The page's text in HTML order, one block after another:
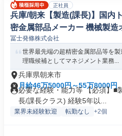
正社員
兵庫/朝来【製造(課長)】国内
密金属部品メーカー 機械製造
ジャー
冨士発條株式会社
世界最先端の超精密金属部品等を
理職候補としてマネジメント業務...
兵庫県朝来市
月給46万5000円～55万8000円
必要な経験・能力等 【必須】■
長/課長クラス) 経験5年以...
業界未経験歓迎 転勤なし +2個